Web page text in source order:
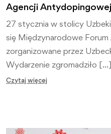
Agencji Antydopingowej
27 stycznia w stolicy
się Międzynarodowe
zorganizowane przez
Wydarzenie zgromadziło […]
Czytaj więcej